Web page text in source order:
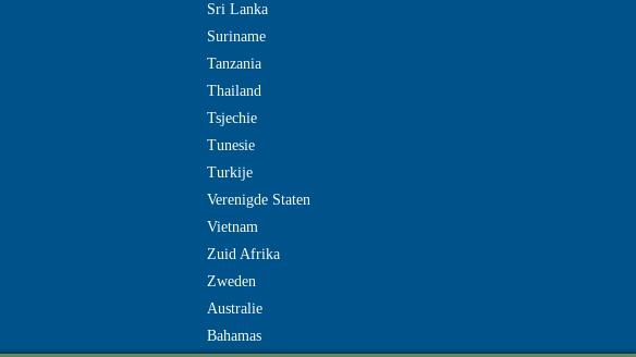
Sri Lanka
Suriname
Tanzania
Thailand
Tsjechie
Tunesie
Turkije
Verenigde Staten
Vietnam
Zuid Afrika
Zweden
Australie
Bahamas